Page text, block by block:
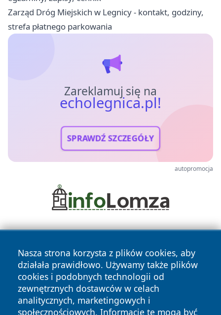
Zarząd Dróg Miejskich w Legnicy - kontakt, godziny,
strefa płatnego parkowania
Zareklamuj się na
echolegnica.pl!
SPRAWDŹ SZCZEGÓŁY
autopromocja
Nasza strona korzysta z plików cookies, aby
działała prawidłowo. Używamy także plików
cookies i podobnych technologii od
zewnętrznych dostawców w celach
analitycznych, marketingowych i
społecznościowych. Informacje te mogą być
Copyright © 2026 echolegnica.pl Wszystkie prawa
zastrzeżone.